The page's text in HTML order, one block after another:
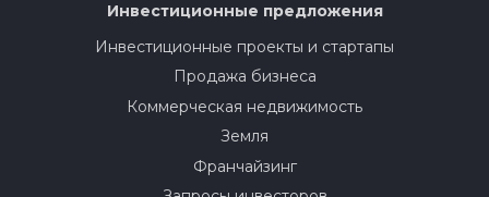
Инвестиционные предложения
Инвестиционные проекты и стартапы
Продажа бизнеса
Коммерческая недвижимость
Земля
Франчайзинг